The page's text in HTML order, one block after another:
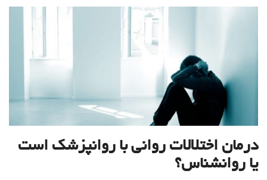
درمان اختلالات روانی با روانپزشک است
یا روانشناس؟